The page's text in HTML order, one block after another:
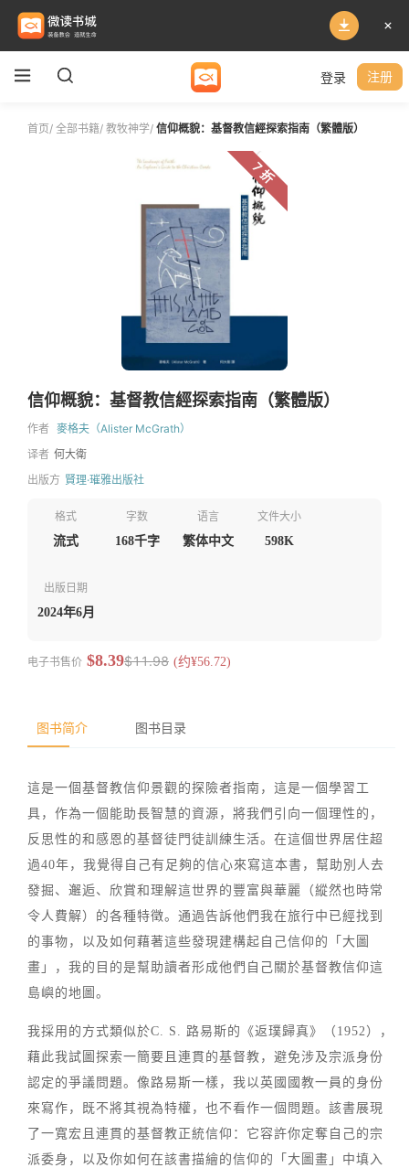
登录 注册
首页/ 全部书籍/ 教牧神学/ 信仰概貌：基督教信經探索指南（繁體版）
7 折
信仰概貌：基督教信經探索指南（繁體版）
作者 麥格夫（Alister McGrath）
译者 何大衛
出版方 賢理·璀雅出版社
格式
流式
字数
168千字
语言
繁体中文
文件大小
598K
出版日期
2024年6月
电子书售价 $8.39$11.98 (约¥56.72)
图书简介 图书目录
這是一個基督教信仰景觀的探險者指南，這是一個學習工
具，作為一個能助長智慧的資源，將我們引向一個理性的，
反思性的和感恩的基督徒門徒訓練生活。在這個世界居住超
過40年，我覺得自己有足夠的信心來寫這本書，幫助別人去
發掘、邂逅、欣賞和理解這世界的豐富與華麗（縱然也時常
令人費解）的各種特徵。通過告訴他們我在旅行中已經找到
的事物，以及如何藉著這些發現建構起自己信仰的「大圖
畫」，我的目的是幫助讀者形成他們自己關於基督教信仰這
島嶼的地圖。
我採用的方式類似於C. S. 路易斯的《返璞歸真》（1952），
藉此我試圖探索一簡要且連貫的基督教，避免涉及宗派身份
認定的爭議問題。像路易斯一樣，我以英國國教一員的身份
來寫作，既不將其視為特權，也不看作一個問題。該書展現
了一寬宏且連貫的基督教正統信仰：它容許你定奪自己的宗
派委身，以及你如何在該書描繪的信仰的「大圖畫」中填入